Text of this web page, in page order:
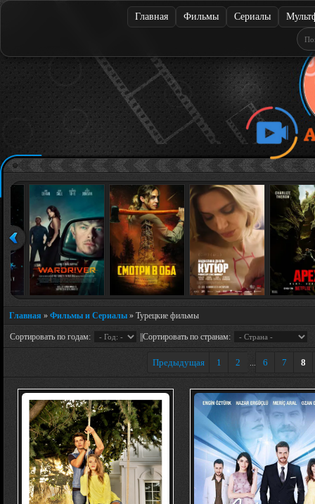
Главная Фильмы Сериалы
Главная » Фильмы и Сериалы » Турецкие фильмы
Сортировать по годам: ||Сортировать по странам:
Предыдущая 1 2 ... 6 7 8